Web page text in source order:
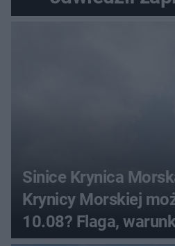
Sinice Krynica
Krynicy Morskiej
10.08? Flaga,